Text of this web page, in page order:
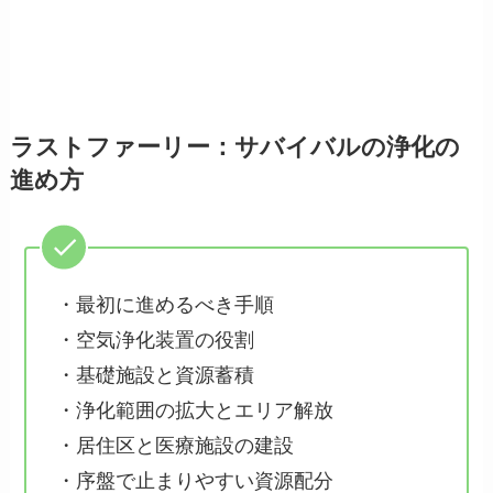
ラストファーリー：サバイバルの浄化の
進め方
・最初に進めるべき手順
・空気浄化装置の役割
・基礎施設と資源蓄積
・浄化範囲の拡大とエリア解放
・居住区と医療施設の建設
・序盤で止まりやすい資源配分